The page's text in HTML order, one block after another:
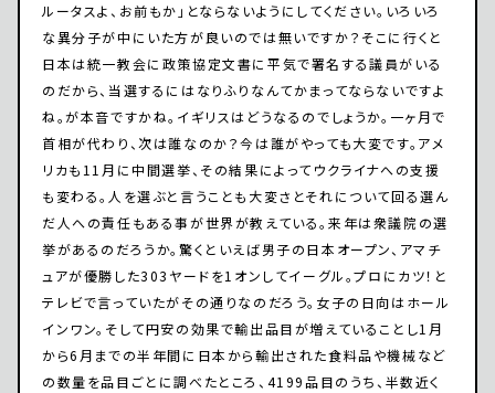
ルータスよ、お前もか」とならないようにしてください。いろいろ
な異分子が中にいた方が良いのでは無いですか？そこに行くと
日本は統一教会に政策協定文書に平気で署名する議員がいる
のだから、当選するにはなりふりなんてかまってならないですよ
ね。が本音ですかね。イギリスはどうなるのでしょうか。一ヶ月で
首相が代わり、次は誰なのか？今は誰がやっても大変です。アメ
リカも11月に中間選挙、その結果によってウクライナへの支援
も変わる。人を選ぶと言うことも大変さとそれについて回る選ん
だ人への責任もある事が世界が教えている。来年は衆議院の選
挙があるのだろうか。驚くといえば男子の日本オープン、アマチ
ュアが優勝した303ヤードを1オンしてイーグル。プロにカツ！と
テレビで言っていたがその通りなのだろう。女子の日向はホール
インワン。そして円安の効果で輸出品目が増えていることし1月
から6月までの半年間に日本から輸出された食料品や機械など
の数量を品目ごとに調べたところ、4199品目のうち、半数近く